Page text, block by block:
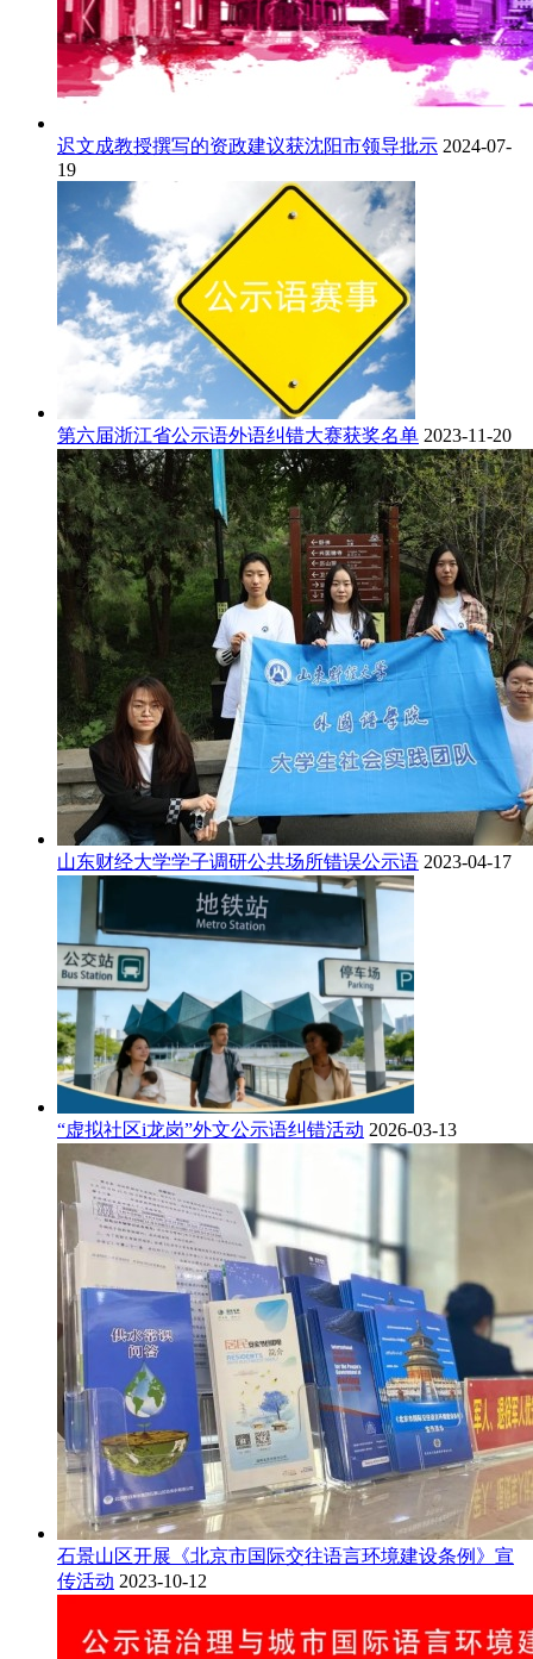
迟文成教授撰写的资政建议获沈阳市领导批示 2024-07-
19
第六届浙江省公示语外语纠错大赛获奖名单 2023-11-20
山东财经大学学子调研公共场所错误公示语 2023-04-17
“虚拟社区i龙岗”外文公示语纠错活动 2026-03-13
石景山区开展《北京市国际交往语言环境建设条例》宣
传活动 2023-10-12